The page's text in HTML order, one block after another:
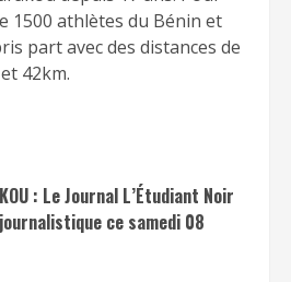
1500 athlètes du Bénin et
part avec des distances de
42km.
: Le Journal L’Étudiant Noir
ce samedi 08